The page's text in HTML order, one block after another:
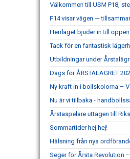
Välkommen till USM P18,
F14 visar vägen —
Herrlaget bjuder in till
Tack för en fantastisk
Utbildningar under
Dags för ÅRSTALÄGRET
Ny kraft in i bollskolorna –
Nu är vi tillbaka -
Årstaspelare uttagen till
Sommartider hej hej!
Hälsning från nya
Seger för Årsta Revolution